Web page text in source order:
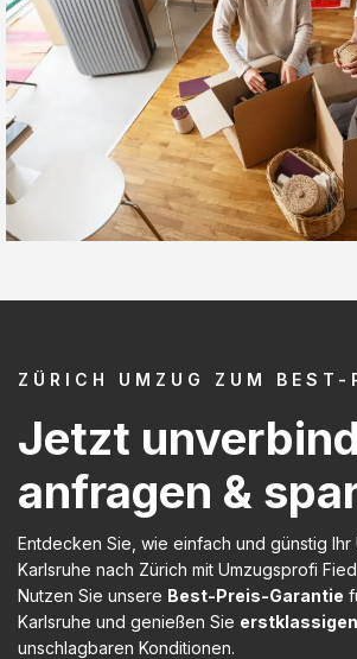
ZÜRICH UMZUG ZUM BEST-
Jetzt
anfragen &
Entdecken Sie, wie einfach und günstig Ihr
Karlsruhe nach Zürich mit Umzugsprofi
Nutzen Sie unsere Best-Preis-Garantie
Karlsruhe und genießen Sie
unschlagbaren Konditionen.